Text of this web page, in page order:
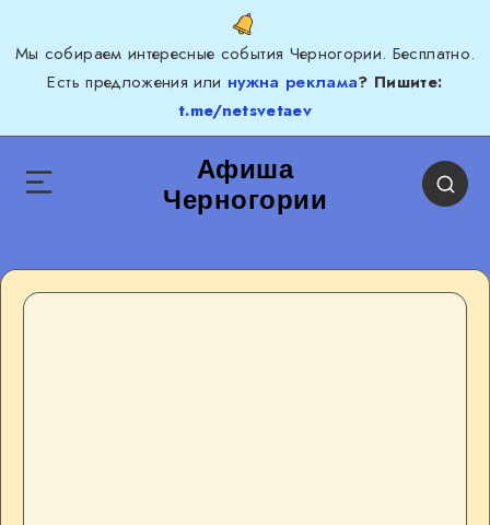
Мы собираем интересные события Черногории. Бесплатно.
Есть предложения или нужна реклама? Пишите:
t.me/netsvetaev
Афиша
Черногории